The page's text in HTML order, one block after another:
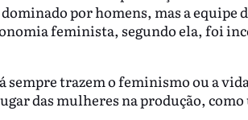
por homens, mas a equipe
feminista, segundo ela, foi
sempre trazem o feminismo ou a
das mulheres na produção,